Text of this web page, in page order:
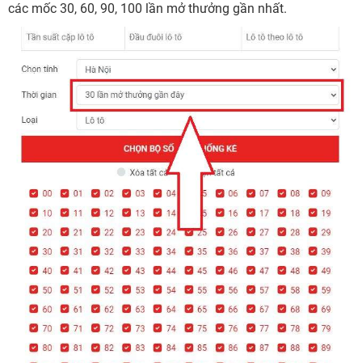
các mốc 30, 60, 90, 100 lần mở thưởng gần nhất.